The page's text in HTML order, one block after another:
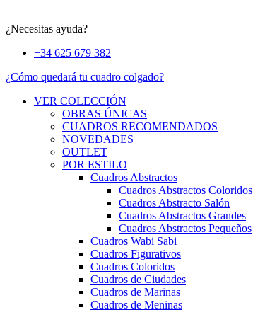
¿Necesitas ayuda?
+34 625 679 382
¿Cómo quedará tu cuadro colgado?
VER COLECCIÓN
OBRAS ÚNICAS
CUADROS RECOMENDADOS
NOVEDADES
OUTLET
POR ESTILO
Cuadros Abstractos
Cuadros Abstractos Coloridos
Cuadros Abstracto Salón
Cuadros Abstractos Grandes
Cuadros Abstractos Pequeños
Cuadros Wabi Sabi
Cuadros Figurativos
Cuadros Coloridos
Cuadros de Ciudades
Cuadros de Marinas
Cuadros de Meninas